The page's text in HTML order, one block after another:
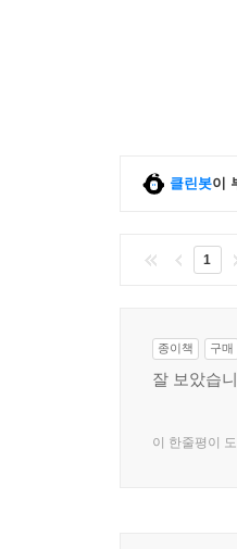
클린봇이
1
종이책 구매
잘 보았습
이 한줄평이